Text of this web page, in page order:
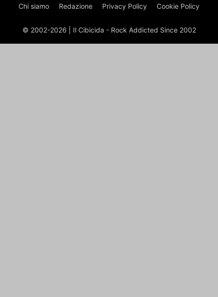
Chi siamo Redazione Privacy Policy Cookie Policy
© 2002-2026 | Il Cibicida - Rock Addicted Since 2002